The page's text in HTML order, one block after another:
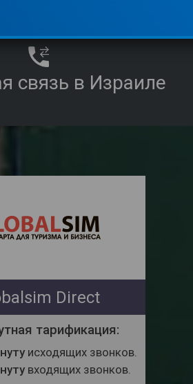
связь в Израиле
Direct
тарификация:
исходящих звонков.
входящих звонков.